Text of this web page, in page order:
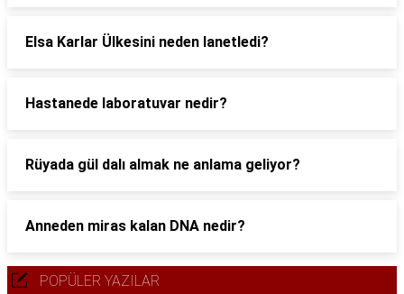
Elsa Karlar Ülkesini neden lanetledi?
Hastanede laboratuvar nedir?
Rüyada gül dalı almak ne anlama geliyor?
Anneden miras kalan DNA nedir?
POPÜLER YAZILAR